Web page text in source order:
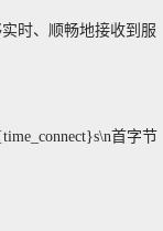
时、顺畅地接收到服
首字节